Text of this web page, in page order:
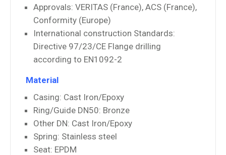
Approvals: VERITAS (France), ACS (France),
Conformity (Europe)
International construction Standards:
Directive 97/23/CE Flange drilling
according to EN1092-2
Material
Casing: Cast Iron/Epoxy
Ring/Guide DN50: Bronze
Other DN: Cast Iron/Epoxy
Spring: Stainless steel
Seat: EPDM